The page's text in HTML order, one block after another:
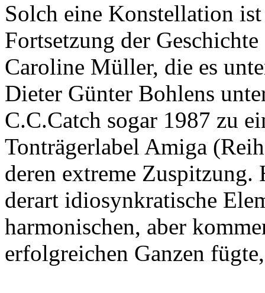
Solch eine Konstellation
Fortsetzung der
Caroline Müller, die es
Dieter Günter Bohlens
C.C.Catch sogar 1987 zu
Tonträgerlabel Amiga
deren extreme
derart idiosynkratische
harmonischen, aber
erfolgreichen Ganzen